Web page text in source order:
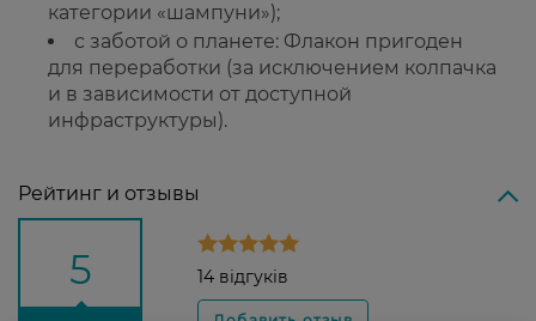
категории «шампуни»);
с заботой о планете: Флакон пригоден
для переработки (за исключением колпачка
и в зависимости от доступной
инфраструктуры).
Рейтинг и отзывы
5 14 відгуків